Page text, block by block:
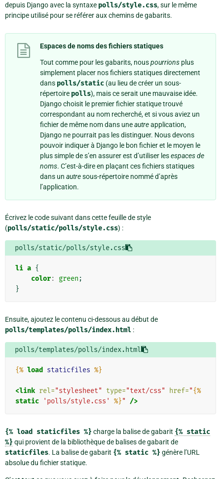
depuis Django avec la syntaxe polls/style.css, sur le même
principe utilisé pour se référer aux chemins de gabarits.
Espaces de noms des fichiers statiques
Tout comme pour les gabarits, nouspourrions plus
simplement placer nos fichiers statiques directement
dans polls/static (au lieu de créer un sous-
répertoire polls), mais ce serait une mauvaise idée.
Django choisit le premier fichier statique trouvé
correspondant au nom recherché, et si vous aviez un
fichier de même nom dans uneautreapplication,
Django ne pourrait pas les distinguer. Nous devons
pouvoir indiquer à Django le bon fichier et le moyen le
plus simple de s’en assurer est d’utiliser lesespaces de
noms. C’est-à-dire en plaçant ces fichiers statiques
dans un autresous-répertoire nommé d’après
l’application.
Écrivez le code suivant dans cette feuille de style
(polls/static/polls/style.css) :
polls/static/polls/style.css
li a {
color: green ;
}
Ensuite, ajoutez le contenu ci-dessous au début de
polls/templates/polls/index.html :
polls/templates/polls/index.html
{% load staticfiles %}
<link rel="stylesheet" type="text/css" href="{%
static
'polls/style.css' %}" />
{% load staticfiles %} charge la balise de gabarit {% static
%} qui provient de la bibliothèque de balises de gabarit de
staticfiles. La balise de gabarit {% static %} génère l’URL
absolue du fichier statique.